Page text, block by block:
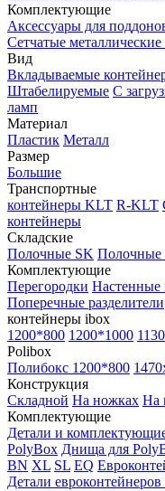
Комплектующие
Аксессуары для
Сетчатые
Вид
Вкладываемые
Штабелируемые С
ламп
Материал
Пластик Металл
Размер
Большие
Транспортные
контейнеры KLT R-KLT
контейнеры
Складские
Полочные SK Полочные
Комплектующие
Перегородки Настенные
Поперечные разделители
контейнеры ibox
1200*800 1200*1000
Polibox
Полибокс 1200*800
Конструкция
Складной На ножках На
Комплектующие
Детали и
PolyBox Днища для
BN XL SL EQ
Детали евроконтейнеров